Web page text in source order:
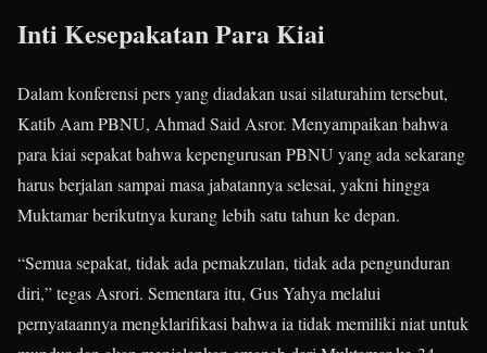
Inti Kesepakatan Para Kiai
Dalam konferensi pers yang diadakan usai silaturahim tersebut,
Katib Aam PBNU, Ahmad Said Asror. Menyampaikan bahwa
para kiai sepakat bahwa kepengurusan PBNU yang ada sekarang
harus berjalan sampai masa jabatannya selesai, yakni hingga
Muktamar berikutnya kurang lebih satu tahun ke depan.
“Semua sepakat, tidak ada pemakzulan, tidak ada pengunduran
diri,” tegas Asrori. Sementara itu, Gus Yahya melalui
pernyataannya mengklarifikasi bahwa ia tidak memiliki niat untuk